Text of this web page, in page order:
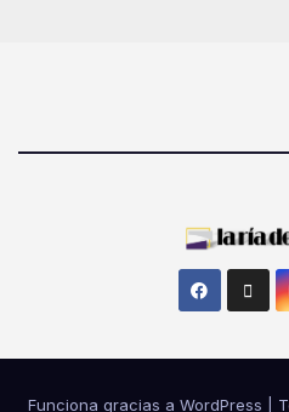
Funciona gracias a WordPress